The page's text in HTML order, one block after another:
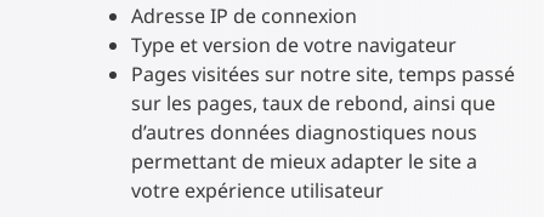
Adresse IP de connexion
Type et version de votre navigateur
Pages visitées sur notre site, temps passé
sur les pages, taux de rebond, ainsi que
d’autres données diagnostiques nous
permettant de mieux adapter le site a
votre expérience utilisateur